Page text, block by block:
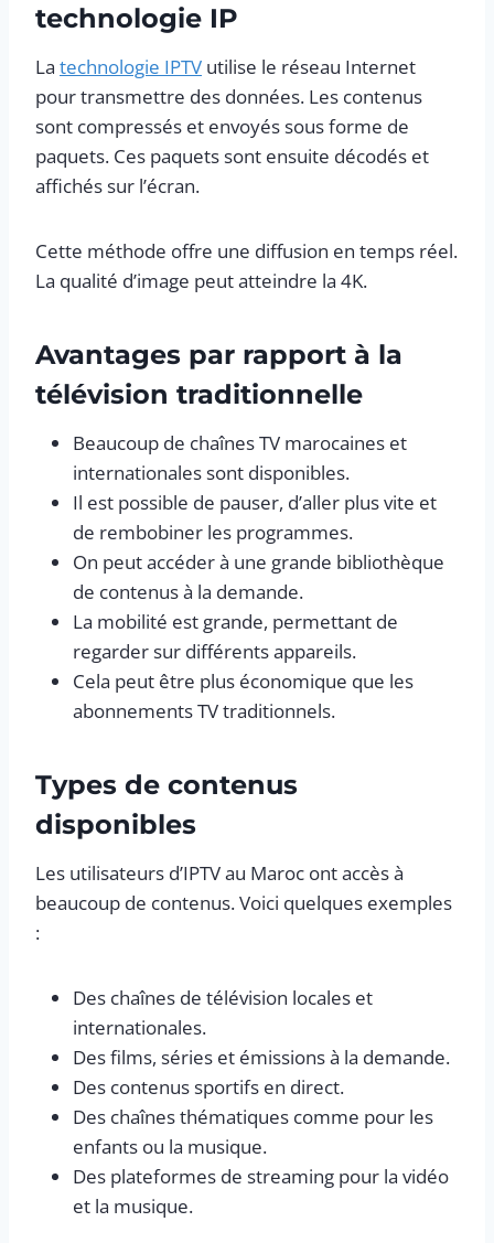
technologie IP
La technologie IPTV utilise le réseau Internet
pour transmettre des données. Les contenus
sont compressés et envoyés sous forme de
paquets. Ces paquets sont ensuite décodés et
affichés sur l’écran.
Cette méthode offre une diffusion en temps réel.
La qualité d’image peut atteindre la 4K.
Avantages par rapport à la
télévision traditionnelle
Beaucoup de chaînes TV marocaines et
internationales sont disponibles.
Il est possible de pauser, d’aller plus vite et
de rembobiner les programmes.
On peut accéder à une grande bibliothèque
de contenus à la demande.
La mobilité est grande, permettant de
regarder sur différents appareils.
Cela peut être plus économique que les
abonnements TV traditionnels.
Types de contenus
disponibles
Les utilisateurs d’IPTV au Maroc ont accès à
beaucoup de contenus. Voici quelques exemples
:
Des chaînes de télévision locales et
internationales.
Des films, séries et émissions à la demande.
Des contenus sportifs en direct.
Des chaînes thématiques comme pour les
enfants ou la musique.
Des plateformes de streaming pour la vidéo
et la musique.